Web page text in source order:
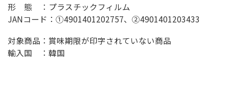
形 態 ：プラスチックフィルム
JANコード：①4901401202757、②4901401203433
対象商品：賞味期限が印字されていない商品
輸入国 ：韓国